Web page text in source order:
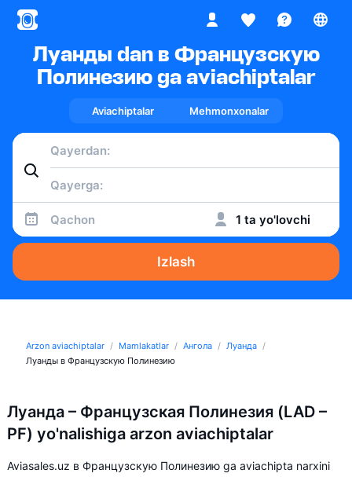
Луанды dan в Французскую
Полинезию ga aviachiptalar
Aviachiptalar Mehmonxonalar
Qachon 1 ta yo'lovchi
Izlash
Arzon aviachiptalar Mamlakatlar Ангола
Луанда
Луанды в Французскую Полинезию
Луанда – Французская Полинезия (LAD –
PF) yo'nalishiga arzon aviachiptalar
Aviasales.uz в Французскую Полинезию ga aviachipta narxini